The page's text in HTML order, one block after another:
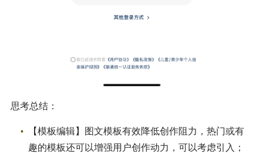
思考总结：
【模板编辑】图文模板有效降低创作阻力，热门或有
趣的模板还可以增强用户创作动力，可以考虑引入；